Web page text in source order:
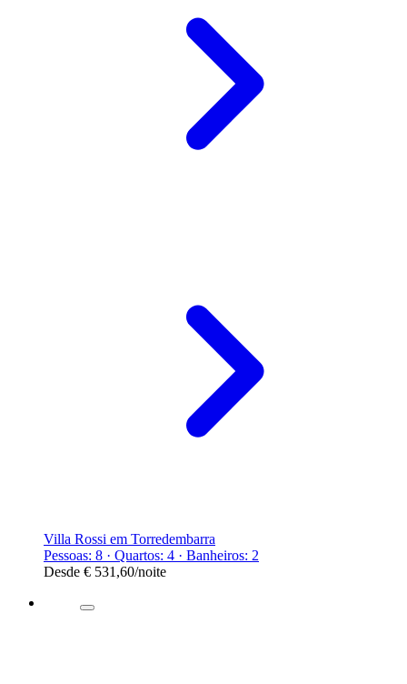
Villa Rossi em Torredembarra
Pessoas: 8 · Quartos: 4 · Banheiros: 2
Desde € 531,60/noite